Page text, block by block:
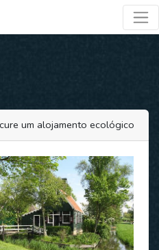
um alojamento ecológico